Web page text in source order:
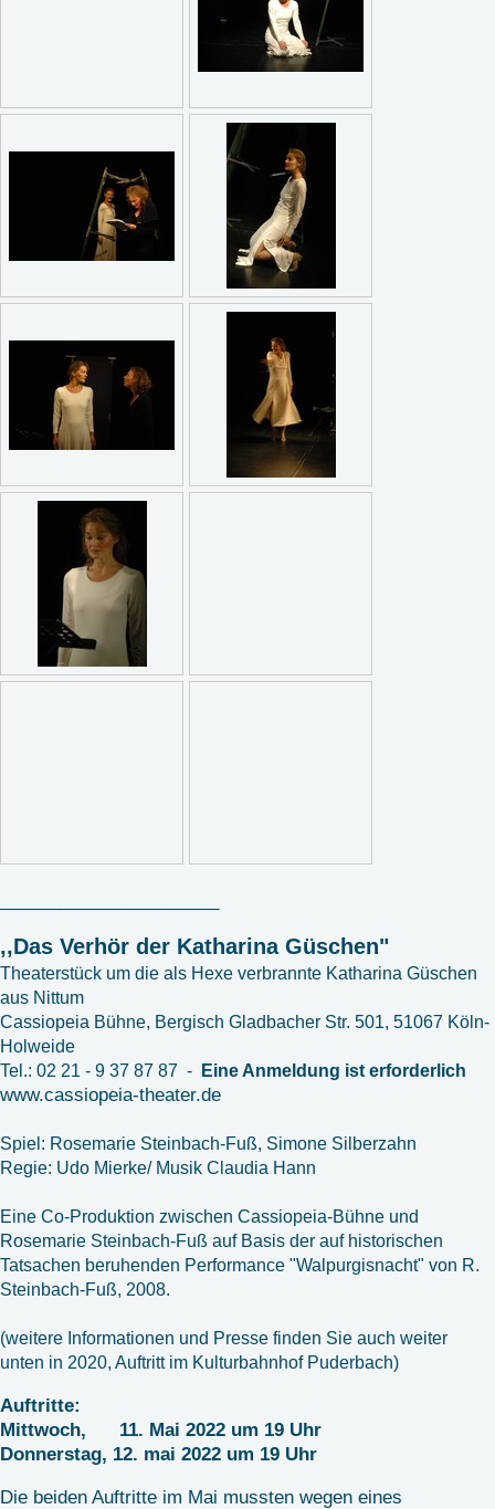
,,Das Verhör der Katharina Güschen"
Theaterstück um die als Hexe verbrannte Katharina Güschen
aus Nittum
Cassiopeia Bühne, Bergisch Gladbacher Str. 501, 51067 Köln-
Holweide
Tel.: 02 21 - 9 37 87 87 -
Eine Anmeldung ist erforderlich
www.cassiopeia-theater.de
Spiel: Rosemarie Steinbach-Fuß, Simone Silberzahn
Regie: Udo Mierke/ Musik Claudia Hann
Eine Co-Produktion zwischen Cassiopeia-Bühne und
Rosemarie Steinbach-Fuß auf Basis der auf historischen
Tatsachen beruhenden Performance "Walpurgisnacht" von R.
Steinbach-Fuß, 2008.
(weitere Informationen und Presse finden Sie auch weiter
unten in 2020, Auftritt im Kulturbahnhof Puderbach)
Auftritte:
Mittwoch, 11. Mai 2022 um 19 Uhr
Donnerstag, 12. mai 2022 um 19 Uhr
Die beiden Auftritte im Mai mussten wegen eines